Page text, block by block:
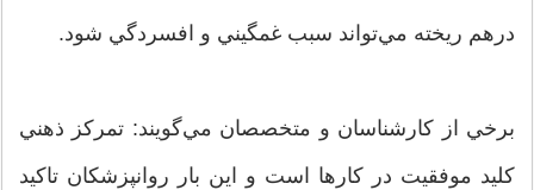
درهم ريخته مي‌تواند سبب غمگيني و افسردگي شود.
برخي از كارشناسان و متخصصان مي‌گويند: تمركز ذهني
كليد موفقيت در كارها است و اين بار روانپزشكان تاكيد